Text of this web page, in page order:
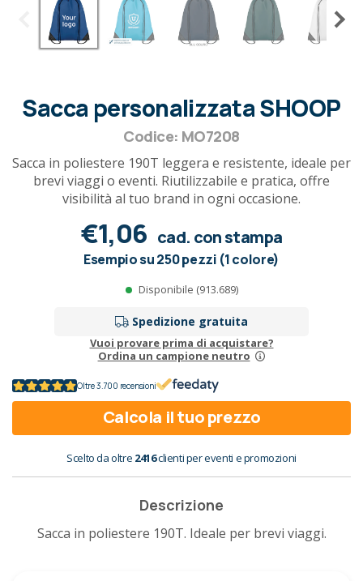
Sacca personalizzata SHOOP
Codice: MO7208
Sacca in poliestere 190T leggera e resistente, ideale per
brevi viaggi o eventi. Riutilizzabile e pratica, offre
visibilità al tuo brand in ogni occasione.
€1,06 cad. con stampa
Esempio su 250 pezzi (1 colore)
Disponibile (913.689)
Spedizione gratuita
Vuoi provare prima di acquistare?
Ordina un campione neutro
Oltre 3.700 recensioni
Calcola il tuo prezzo
Scelto da oltre 2416clienti per eventi e promozioni
Descrizione
Sacca in poliestere 190T. Ideale per brevi viaggi.